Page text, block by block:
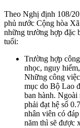
Theo Nghị định 108/
phủ nước Cộng hòa
những trường hợp đặc
tuổi:
Trường hợp
nhọc, nguy
Những công
mục do Bộ Lao
ban hành. Ngoài
phải đạt hệ số
nhân viên có
năm thì sẽ được